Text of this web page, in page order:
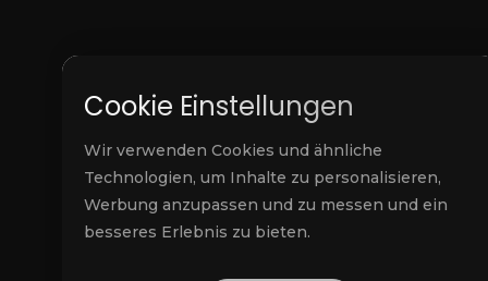
Cookie Einstellungen
Wir verwenden Cookies und ähnliche
Technologien, um Inhalte zu personalisieren,
Werbung anzupassen und zu messen und ein
besseres Erlebnis zu bieten.